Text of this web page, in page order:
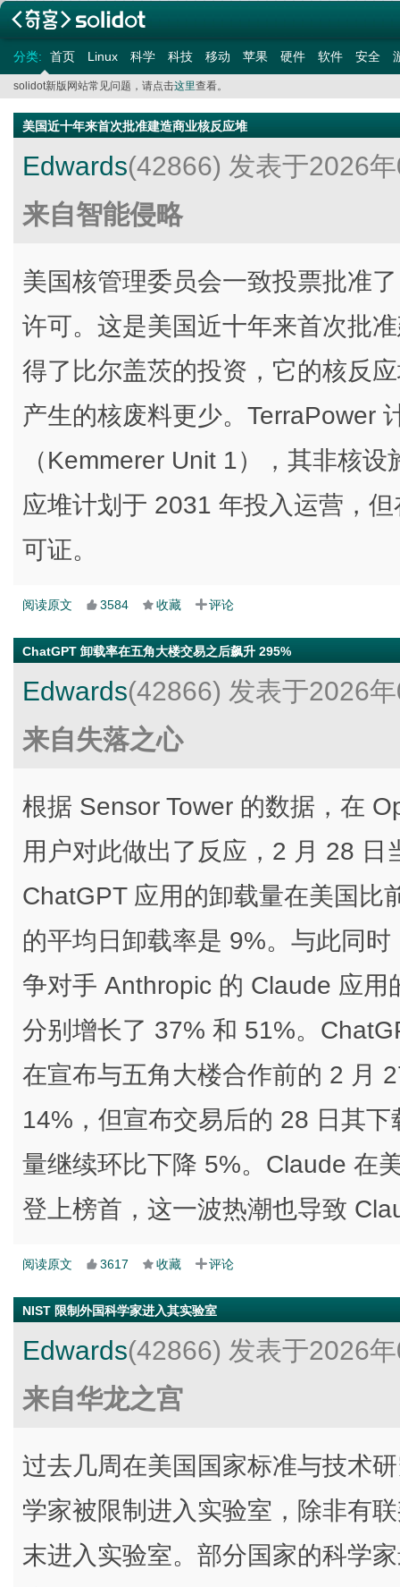
分类: 首页 Linux 科学 科技 移动 苹果 硬件 软件 安全
solidot新版网站常见问题，请点击这里查看。
美国近十年来首次批准建造商业核反应堆
Edwards(42866) 发表于2026
来自智能侵略
美国核管理委员会一致投票批准
许可。这是美国近十年来首次批
得了比尔盖茨的投资，它的核反
产生的核废料更少。TerraPower
（Kemmerer Unit 1），其非核
应堆计划于 2031 年投入运营，
可证。
阅读原文 3584 收藏 评论
ChatGPT 卸载率在五角大楼交易之后飙升 295%
Edwards(42866) 发表于2026
来自失落之心
根据 Sensor Tower 的数据，在
用户对此做出了反应，2 月 28
ChatGPT 应用的卸载量在美国比
的平均日卸载率是 9%。与此同
争对手 Anthropic 的 Claude 应
分别增长了 37% 和 51%。
在宣布与五角大楼合作前的 2 月
14%，但宣布交易后的 28 日其
量继续环比下降 5%。Claude 在
登上榜首，这一波热潮也导致
阅读原文 3617 收藏 评论
NIST 限制外国科学家进入其实验室
Edwards(42866) 发表于2026
来自华龙之宫
过去几周在美国国家标准与技术
学家被限制进入实验室，除非有
末进入实验室。部分国家的科学